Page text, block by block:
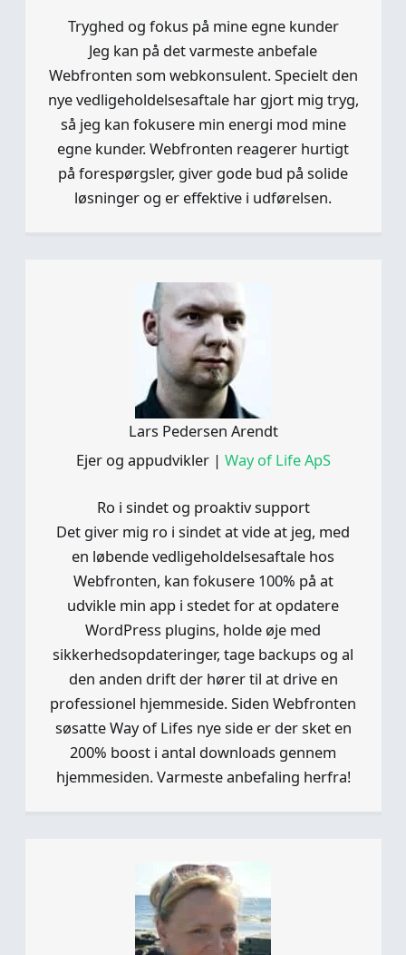
Tryghed og fokus på mine egne kunder
Jeg kan på det varmeste anbefale
Webfronten som webkonsulent. Specielt den
nye vedligeholdelsesaftale har gjort mig tryg,
så jeg kan fokusere min energi mod mine
egne kunder. Webfronten reagerer hurtigt
på forespørgsler, giver gode bud på solide
løsninger og er effektive i udførelsen.
Lars Pedersen Arendt
Ejer og appudvikler| Way of Life ApS
Ro i sindet og proaktiv support
Det giver mig ro i sindet at vide at jeg, med
en løbende vedligeholdelsesaftale hos
Webfronten, kan fokusere 100% på at
udvikle min app i stedet for at opdatere
WordPress plugins, holde øje med
sikkerhedsopdateringer, tage backups og al
den anden drift der hører til at drive en
professionel hjemmeside. Siden Webfronten
søsatte Way of Lifes nye side er der sket en
200% boost i antal downloads gennem
hjemmesiden. Varmeste anbefaling herfra!